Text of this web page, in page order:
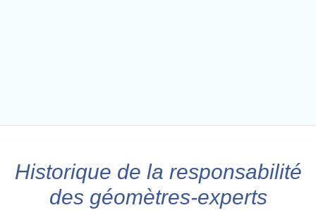
Historique de la responsabilité
des géomètres-experts